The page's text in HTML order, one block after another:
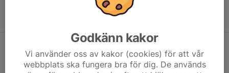
Nålfiltsbanan
Handelsvägen 19
Godkänn kakor
Vi använder oss av kakor (cookies) för att vår
webbplats ska fungera bra för dig. De används